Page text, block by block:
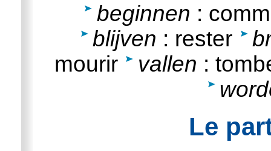
beginnen :
blijven : rester
mourir
vallen :
Le